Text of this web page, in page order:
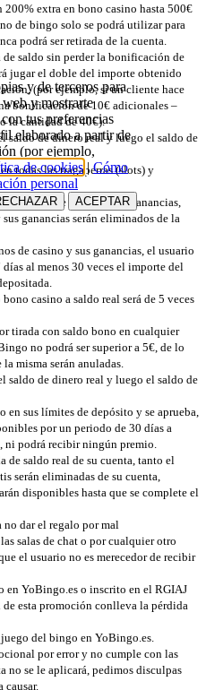
200% extra en bono casino hasta 500€
de bingo solo se podrá utilizar ​​para
podrá ser retirada de la cuenta.
saldo sin perder la bonificación de
jugar el doble del importe obtenido
(por ejemplo, si un cliente hace
bonificación de 10€ adicionales –
la cantidad de 40€).
saldo de dinero real y luego el saldo de
todas las tragaperras (slots) y
el bono de casino y sus ganancias,
ganancias serán eliminados de la
de casino y sus ganancias, el usuario
al menos 30 veces el importe del
casino a saldo real será de 5 veces
tirada con saldo bono en cualquier
no podrá ser superior a 5€, de lo
misma serán anuladas.
saldo de dinero real y luego el saldo de
sus límites de depósito y se aprueba,
por un periodo de 30 días a
ni podrá recibir ningún premio.
de saldo real de su cuenta, tanto el
serán eliminadas de su cuenta,
disponibles hasta que se complete el
no dar el regalo por mal
salas de chat o por cualquier otro
el usuario no es merecedor de recibir
en YoBingo.es o inscrito en el RGIAJ
esta promoción conlleva la pérdida
del bingo en YoBingo.es.
por error y no cumple con las
no se le aplicará, pedimos disculpas
causar.
y de terceros para
y mostrarte
tus preferencias
elaborado a partir de
(por ejemplo,
de cookies|Cómo
personal
ACEPTAR